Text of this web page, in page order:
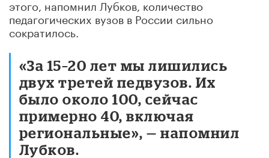
этого, напомнил Лубков, количество
педагогических вузов в России сильно
сократилось.
«За 15–20 лет мы лишились
двух третей педвузов. Их
было около 100, сейчас
примерно 40, включая
региональные», — напомнил
Лубков.